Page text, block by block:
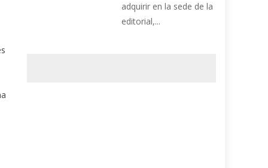
adquirir en la sede de la
editorial,...